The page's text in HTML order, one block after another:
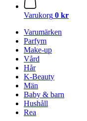
Varukorg 0 kr
Varumärken
Parfym
Make-up
Vård
Hår
K-Beauty
Män
Baby & barn
Hushåll
Rea